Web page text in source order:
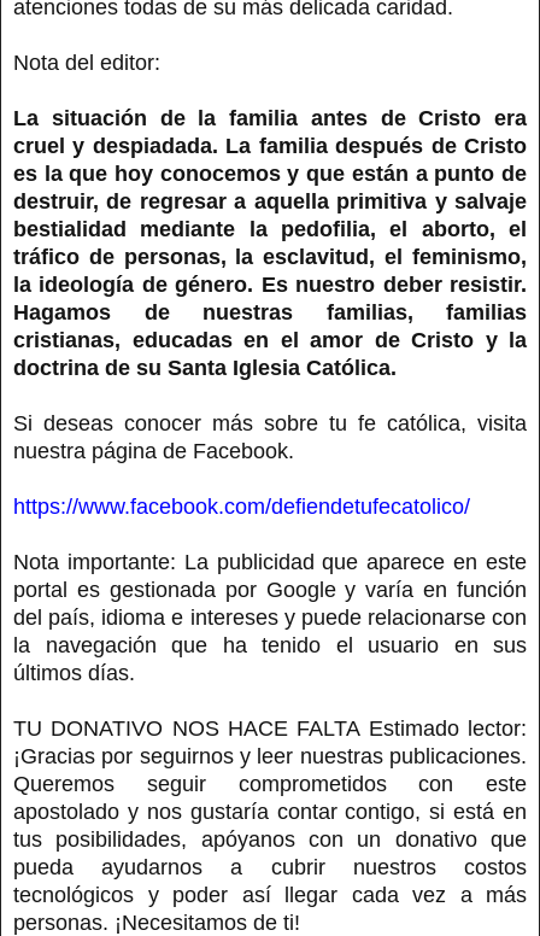
atenciones todas de su más delicada caridad.
Nota del editor:
La situación de la familia antes de Cristo era
cruel y despiadada. La familia después de Cristo
es la que hoy conocemos y que están a punto de
destruir, de regresar a aquella primitiva y salvaje
bestialidad mediante la pedofilia, el aborto, el
tráfico de personas, la esclavitud, el feminismo,
la ideología de género. Es nuestro deber resistir.
Hagamos de nuestras familias, familias
cristianas, educadas en el amor de Cristo y la
doctrina de su Santa Iglesia Católica.
Si deseas conocer más sobre tu fe católica, visita
nuestra página de Facebook.
https://www.facebook.com/defiendetufecatolico/
Nota importante: La publicidad que aparece en este
portal es gestionada por Google y varía en función
del país, idioma e intereses y puede relacionarse con
la navegación que ha tenido el usuario en sus
últimos días.
TU DONATIVO NOS HACE FALTA Estimado lector:
¡Gracias por seguirnos y leer nuestras publicaciones.
Queremos seguir comprometidos con este
apostolado y nos gustaría contar contigo, si está en
tus posibilidades, apóyanos con un donativo que
pueda ayudarnos a cubrir nuestros costos
tecnológicos y poder así llegar cada vez a más
personas. ¡Necesitamos de ti!